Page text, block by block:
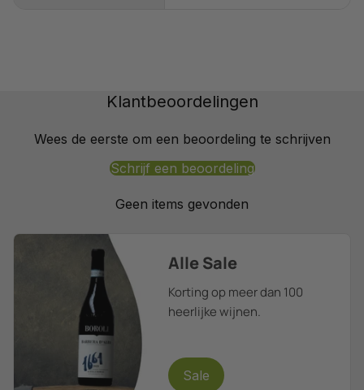
Klantbeoordelingen
Wees de eerste om een beoordeling te schrijven
Schrijf een beoordeling
Geen items gevonden
Alle Sale
Korting op meer dan 100
heerlijke wijnen.
Sale